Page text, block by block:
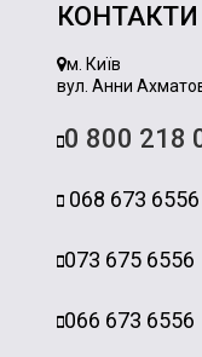
КОНТАКТИ
м. Київ
вул. Анни
0 800 218
068 673 6556
073 675 6556
066 673 6556